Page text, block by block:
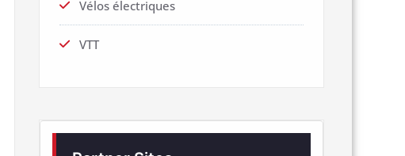
Vélos électriques
VTT